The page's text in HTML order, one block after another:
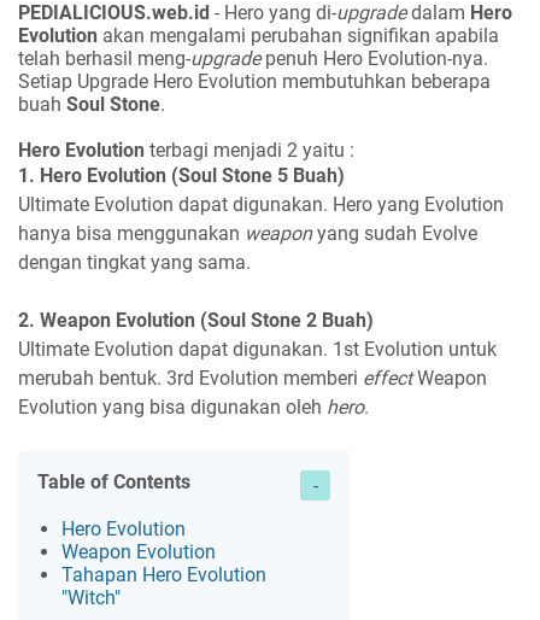
PEDIALICIOUS.web.id - Hero yang di-upgradedalam Hero
Evolution akan mengalami perubahan signifikan apabila
telah berhasil meng-upgradepenuh Hero Evolution-nya.
Setiap Upgrade Hero Evolution membutuhkan beberapa
buah Soul Stone.
Hero Evolution terbagi menjadi 2 yaitu :
1. Hero Evolution (Soul Stone 5 Buah)
Ultimate Evolution dapat digunakan. Hero yang Evolution
hanya bisa menggunakan weaponyang sudah Evolve
dengan tingkat yang sama.
2. Weapon Evolution (Soul Stone 2 Buah)
Ultimate Evolution dapat digunakan. 1st Evolution untuk
merubah bentuk. 3rd Evolution memberi effectWeapon
Evolution yang bisa digunakan oleh hero.
Table of Contents
Hero Evolution
Weapon Evolution
Tahapan Hero Evolution
"Witch"